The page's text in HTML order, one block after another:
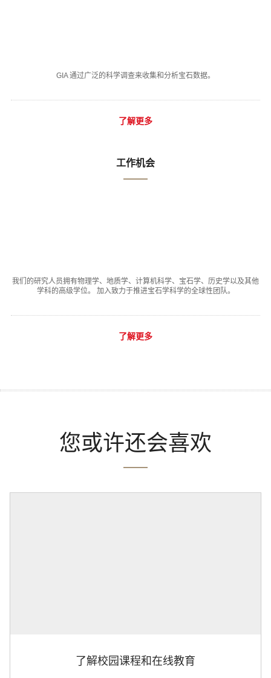
GIA 通过广泛的科学调查来收集和分析宝石数据。
了解更多
工作机会
我们的研究人员拥有物理学、地质学、计算机科学、宝石学、历史学以及其他
学科的高级学位。 加入致力于推进宝石学科学的全球性团队。
了解更多
您或许还会喜欢
了解校园课程和在线教育